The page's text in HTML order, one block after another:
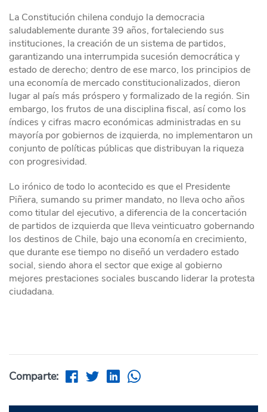
La Constitución chilena condujo la democracia
saludablemente durante 39 años, fortaleciendo sus
instituciones, la creación de un sistema de partidos,
garantizando una interrumpida sucesión democrática y
estado de derecho; dentro de ese marco, los principios de
una economía de mercado constitucionalizados, dieron
lugar al país más próspero y formalizado de la región. Sin
embargo, los frutos de una disciplina fiscal, así como los
índices y cifras macro económicas administradas en su
mayoría por gobiernos de izquierda, no implementaron un
conjunto de políticas públicas que distribuyan la riqueza
con progresividad.
Lo irónico de todo lo acontecido es que el Presidente
Piñera, sumando su primer mandato, no lleva ocho años
como titular del ejecutivo, a diferencia de la concertación
de partidos de izquierda que lleva veinticuatro gobernando
los destinos de Chile, bajo una economía en crecimiento,
que durante ese tiempo no diseñó un verdadero estado
social, siendo ahora el sector que exige al gobierno
mejores prestaciones sociales buscando liderar la protesta
ciudadana.
Comparte: